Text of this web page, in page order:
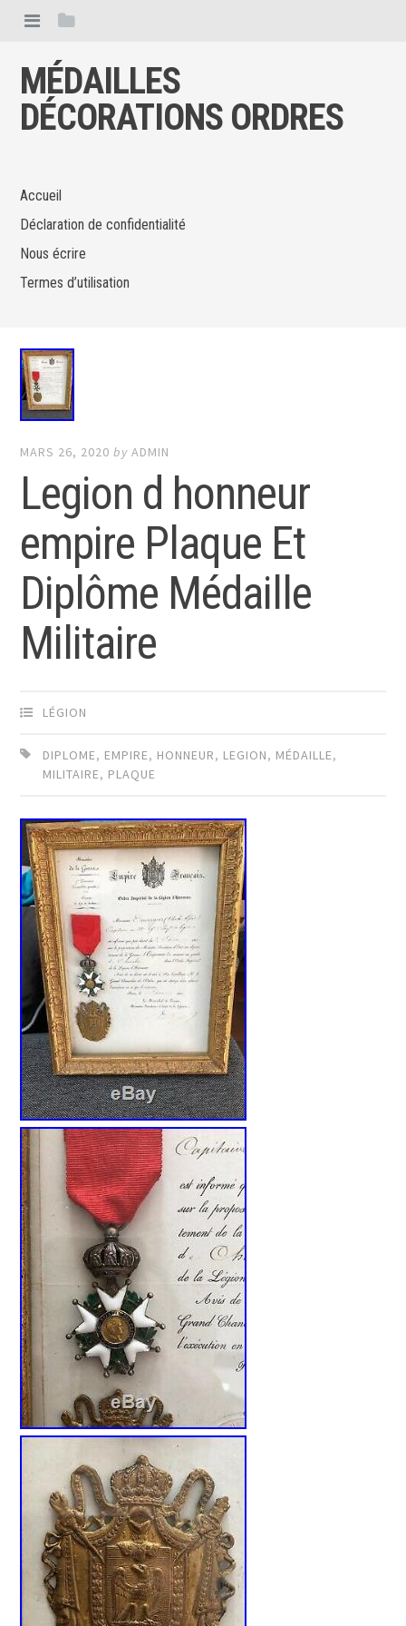
MÉDAILLES
DÉCORATIONS ORDRES
Accueil
Déclaration de confidentialité
Nous écrire
Termes d’utilisation
MARS 26, 2020 byADMIN
Legion d honneur
empire Plaque Et
Diplôme Médaille
Militaire
LÉGION
DIPLOME, EMPIRE, HONNEUR, LEGION, MÉDAILLE,
MILITAIRE, PLAQUE